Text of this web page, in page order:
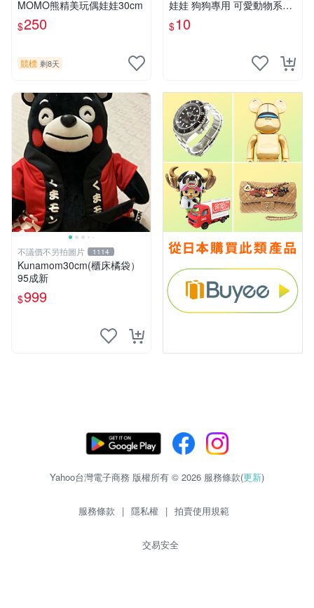
MOMO熊精美玩偶娃娃30cm
$250
競標 剩8天
娃娃 狗狗專用 可愛動物系列
耐咬耐磨玩具 玩偶 粉紅熊寵
物玩具 1120929
$10
不議價不另拍圖片 1114
Kunamom30cm(櫃床橘袋）
95成新
$999
Yahoo台灣電子商務 版權所有 © 2026 服務條款(更新)
服務條款 | 隱私權 | 拍賣使用規範
交易安全